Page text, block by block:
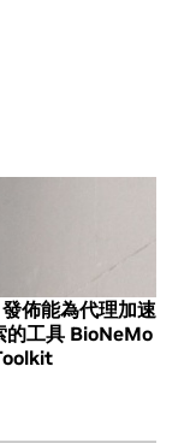
佈能為代理加速
的工具 BioNeMo